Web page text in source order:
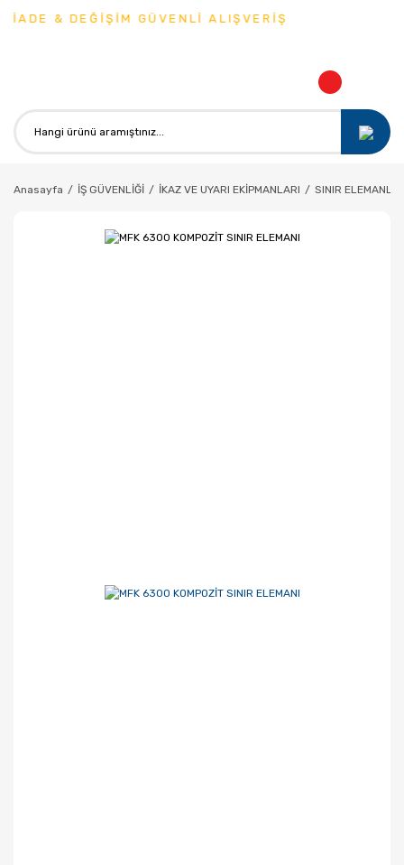
& DEĞİŞİM GÜVENLİ ALIŞVERİŞ
Anasayfa İŞ GÜVENLİĞİ İKAZ VE UYARI EKİPMANLARI SINIR